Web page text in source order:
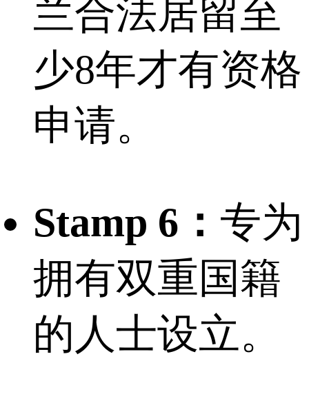
兰合法居留至
少8年才有资格
申请。
Stamp 6： 专为
拥有双重国籍
的人士设立。